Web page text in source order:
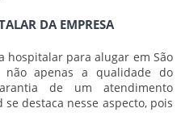
DA EMPRESA
hospitalar para alugar em São
não apenas a qualidade do
de um atendimento
destaca nesse aspecto, pois